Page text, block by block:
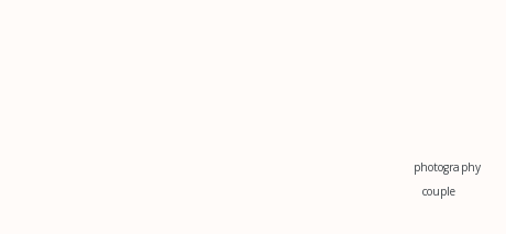
photography
couple